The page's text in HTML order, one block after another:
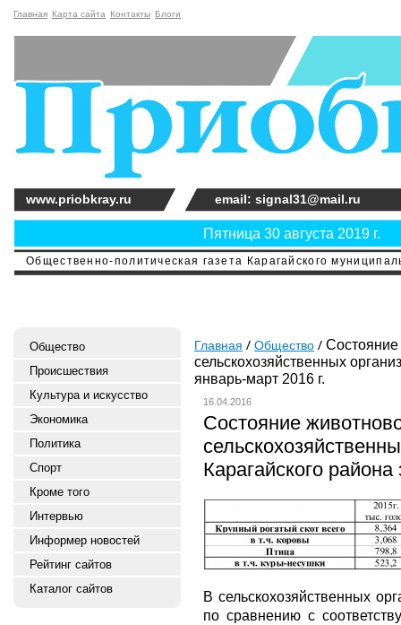
Главная Карта сайта Контакты Блоги
Общественно-политическая газета Карагайского
Пятница 30 августа 2019 г.
www.priobkray.ru email: signal31@mail.ru
Общество
Происшествия
Культура и искусство
Экономика
Политика
Спорт
Кроме того
Интервью
Информер новостей
Рейтинг сайтов
Каталог сайтов
Главная Общество
сельскохозяйственных
январь-март 2016 г.
16.04.2016
Состояние
Карагайского
В сельскохозяйственных
по сравнению с